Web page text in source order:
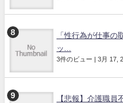
「性行為が仕事の
ッ...
3件のビュー | 3月 17,
【悲報】介護職員